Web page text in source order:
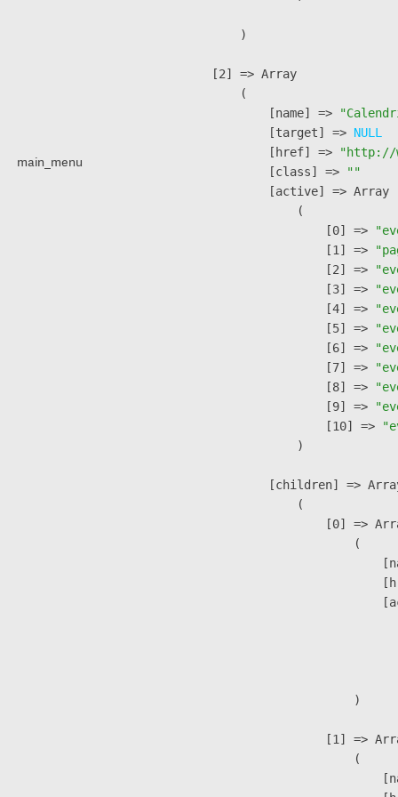
main_menu
        )
    [2] => Array
        (
            [name] =>
            [target] =>
NULL
            [href] =>
"http://
            [class] =>
""
            [active] => Array
                (
                    [0] =>
                    [1] =>
                    [2] =>
                    [3] =>
                    [4] =>
                    [5] =>
                    [6] =>
                    [7] =>
                    [8] =>
                    [9] =>
                    [10] =>
                )
[children] =>
                (
[0] =>
                        (
                        )
[1] =>
                        (